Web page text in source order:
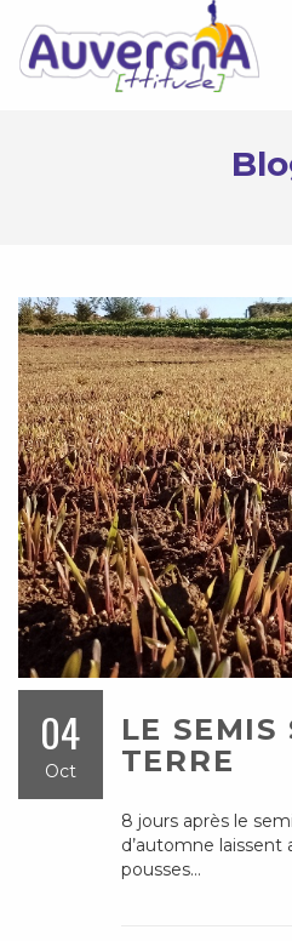
04
Oct
LE SEMIS
TERRE
8 jours après le
d’automne laissent
pousses…